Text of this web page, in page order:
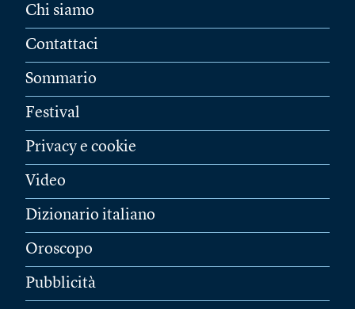
Chi siamo
Contattaci
Sommario
Festival
Privacy e cookie
Video
Dizionario italiano
Oroscopo
Pubblicità